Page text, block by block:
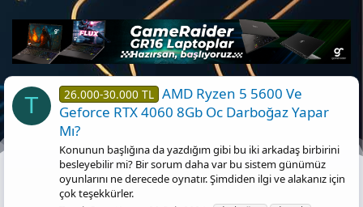
T 26.000-30.000 TL AMD Ryzen 5 5600 Ve
Geforce RTX 4060 8Gb Oc Darboğaz Yapar
Mı?
Konunun başlığına da yazdığım gibi bu iki arkadaş birbirini
besleyebilir mi? Bir sorum daha var bu sistem günümüz
oyunlarını ne derecede oynatır. Şimdiden ilgi ve alakanız için
çok teşekkürler.